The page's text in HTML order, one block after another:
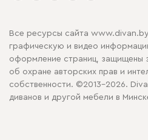
Все ресурсы сайта
графическую и видео
оформление страниц, защищены
об охране авторских прав и
собственности. ©2013-2026.
диванов и другой мебели в